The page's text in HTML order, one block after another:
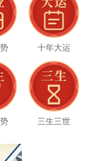
十年大运
三生三世